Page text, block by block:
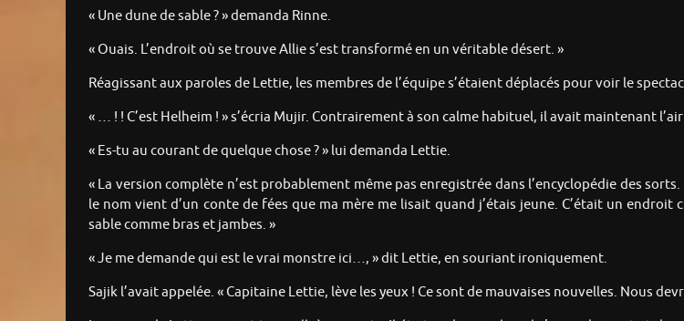
« Une dune de sable ? » demanda Rinne.
« Ouais. L’endroit où se trouve Allie s’est transformé en un véritable désert. »
Réagissant aux paroles de Lettie, les membres de l’équipe s’étaient déplacés pour voir le
« … ! ! C’est Helheim ! » s’écria Mujir. Contrairement à son calme habituel, il avait maintenant
« Es-tu au courant de quelque chose ? » lui demanda Lettie.
« La version complète n’est probablement même pas enregistrée dans l’encyclopédie des
le nom vient d’un conte de fées que ma mère me lisait quand j’étais jeune. C’était un
sable comme bras et jambes. »
« Je me demande qui est le vrai monstre ici…, » dit Lettie, en souriant ironiquement.
Sajik l’avait appelée. « Capitaine Lettie, lève les yeux ! Ce sont de mauvaises nouvelles. Nous